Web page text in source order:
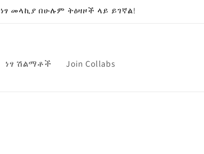
ነፃ መላኪያ በሁሉም ትዕዛዞች ላይ ይገኛል!
ነፃ ሽልማቶች Join Collabs